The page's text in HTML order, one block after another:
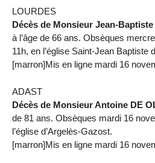
LOURDES
Décès de Monsieur Jean-
à l’âge de 66 ans. Obsèques
11h, en l’église Saint-Jean Baptiste
[marron]Mis en ligne mardi 16
ADAST
Décès de Monsieur Antoine DE
de 81 ans. Obsèques mardi 16
l’église d’Argelès-Gazost.
[marron]Mis en ligne mardi 16